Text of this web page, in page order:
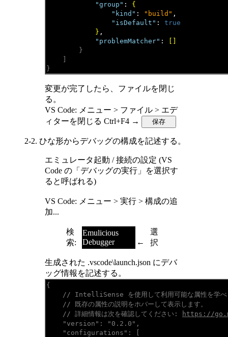
"group" : {
"kind" : "build" ,
"isDefault" : true
} ,
"problemMatcher" :
}
}
変更が完了したら、ファイルを閉じ
る。
VS Code: メニュー > ファイル > エデ
ィターを閉じる Ctrl+F4 →
2-2. ひな形からデバッグの構成を記述する。
エミュレータ起動 / 接続の設定 (VS
Code の「デバッグの実行」を選択す
ると呼ばれる)
VS Code: メニュー > 実行 > 構成の追
加...
検
索:
Emulicious
Debugger
←
選
択
生成された .vscode\launch.json にデバ
ッグ情報を記述する。
{
// IntelliSense を使用して利用可能な属性を学べ
// 既存の属性の説明をホバーして表示します。
// 詳細情報は次を確認してください:
https://
"version": "0.2.0",
"configurations": [